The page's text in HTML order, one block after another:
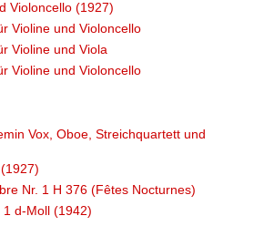
Violoncello (1927)
Violine und Violoncello
Violine und Viola
Violine und Violoncello
Vox, Oboe, Streichquartett und
Nr. 1 H 376 (Fêtes Nocturnes)
1 d-Moll (1942)